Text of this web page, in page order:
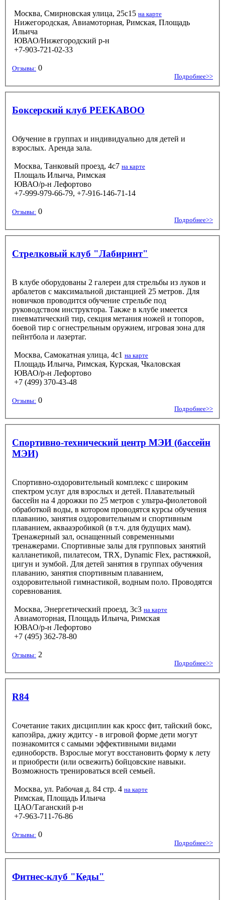
Москва, Смирновская улица, 25с15 на карте
Нижегородская, Авиамоторная, Римская, Площадь
Ильича
ЮВАО/Нижегородский р-н
+7-903-721-02-33
Отзывы: 0
Подробнее>>
Боксерский клуб PEEKABOO
Обучение в группах и индивидуально для детей и
взрослых. Аренда зала.
Москва, Танковый проезд, 4с7 на карте
Площаль Ильича, Римская
ЮВАО/р-н Лефортово
+7-999-979-66-79, +7-916-146-71-14
Отзывы: 0
Подробнее>>
Стрелковый клуб "Лабиринт"
В клубе оборудованы 2 галереи для стрельбы из луков и
арбалетов с максимальной дистанцией 25 метров. Для
новичков проводится обучение стрельбе под
руководством инструктора. Также в клубе имеется
пневматический тир, секция метания ножей и топоров,
боевой тир с огнестрельным оружием, игровая зона для
пейнтбола и лазертаг.
Москва, Самокатная улица, 4с1 на карте
Площадь Ильича, Римская, Курская, Чкаловская
ЮВАО/р-н Лефортово
+7 (499) 370-43-48
Отзывы: 0
Подробнее>>
Спортивно-технический центр МЭИ (бассейн
МЭИ)
Спортивно-оздоровительный комплекс с широким
спектром услуг для взрослых и детей. Плавательный
бассейн на 4 дорожки по 25 метров с ультра-фиолетовой
обработкой воды, в котором проводятся курсы обучения
плаванию, занятия оздоровительным и спортивным
плаванием, аквааэробикой (в т.ч. для будущих мам).
Тренажерный зал, оснащенный современными
тренажерами. Спортивные залы для групповых занятий
калланетикой, пилатесом, TRX, Dynamic Flex, растяжкой,
цигун и зумбой. Для детей занятия в группах обучения
плаванию, занятия спортивным плаванием,
оздоровительной гимнастикой, водным поло. Проводятся
соревнования.
Москва, Энергетический проезд, 3с3 на карте
Авиамоторная, Площадь Ильича, Римская
ЮВАО/р-н Лефортово
+7 (495) 362-78-80
Отзывы: 2
Подробнее>>
R84
Сочетание таких дисциплин как кросс фит, тайский бокс,
капоэйра, джиу ждитсу - в игровой форме дети могут
познакомится с самыми эффективными видами
единоборств. Взрослые могут восстановить форму к лету
и приобрести (или освежить) бойцовские навыки.
Возможность тренироваться всей семьей.
Москва, ул. Рабочая д. 84 стр. 4 на карте
Римская, Площадь Ильича
ЦАО/Таганский р-н
+7-963-711-76-86
Отзывы: 0
Подробнее>>
Фитнес-клуб "Кеды"